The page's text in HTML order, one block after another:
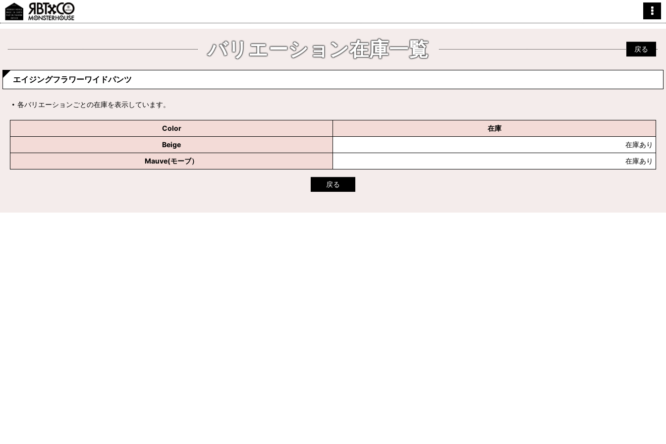
バリエーション在庫一覧 戻る
エイジングフラワーワイドパンツ
各バリエーションごとの在庫を表示しています。
Color
在庫
Beige
在庫あり
Mauve(モーブ）
在庫あり
戻る